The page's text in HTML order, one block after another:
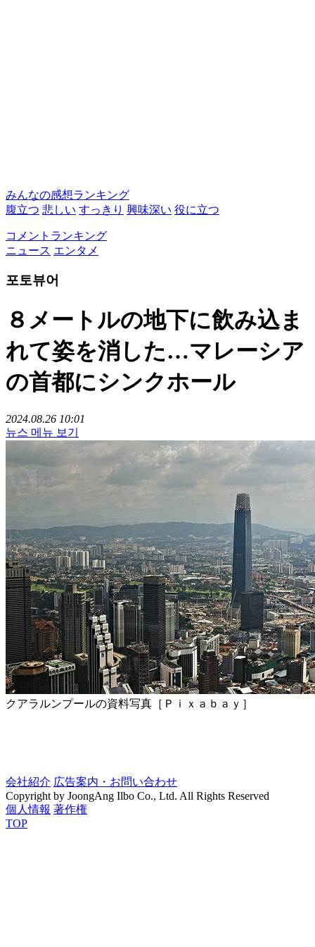
みんなの感想ランキング
腹立つ 悲しい すっきり 興味深い 役に立つ
コメントランキング
ニュース エンタメ
포토뷰어
８メートルの地下に飲み込ま
れて姿を消した…マレーシア
の首都にシンクホール
2024.08.26 10:01
뉴스 메뉴 보기
クアラルンプールの資料写真［Ｐｉｘａｂａｙ］
会社紹介 広告案内・お問い合わせ
Copyright by JoongAng Ilbo Co., Ltd. All Rights Reserved
個人情報 著作権
TOP